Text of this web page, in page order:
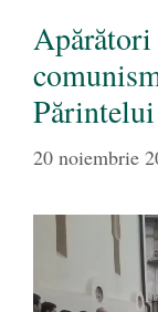
20 noiembrie